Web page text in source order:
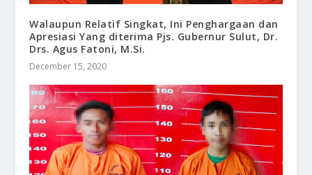
Walaupun Relatif Singkat, Ini Penghargaan dan
Apresiasi Yang diterima Pjs. Gubernur Sulut, Dr.
Drs. Agus Fatoni, M.Si.
December 15, 2020